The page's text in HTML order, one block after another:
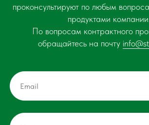
проконсультируют по любым
продуктами компании.
По вопросам контрактного
обращайтесь на почту